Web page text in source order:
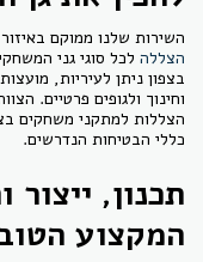
השירות שלנו ממוקם
הצללה לכל סוגי גני
בצפון ניתן לעיריות,
וחינוך ולגופים פרטיים.
הצללות למתקני משחקים
כללי הבטיחות הנדרשים.
תכנון,
המקצוע